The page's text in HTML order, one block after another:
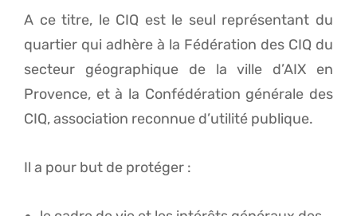
A ce titre, le CIQ est le seul représentant du
quartier qui adhère à la Fédération des CIQ du
secteur géographique de la ville d’AIX en
Provence, et à la Confédération générale des
CIQ, association reconnue d’utilité publique.
Il a pour but de protéger :